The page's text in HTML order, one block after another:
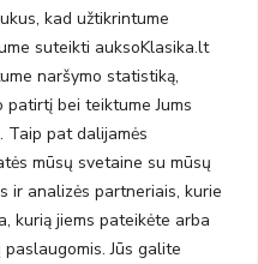
kad užtikrintume
suteikti auksoKlasika.lt
naršymo statistiką,
patirtį bei teiktume Jums
Taip pat dalijamės
mūsų svetaine su mūsų
ir analizės partneriais, kurie
kurią jiems pateikėte arba
Jūs galite
naujienas bei riboto